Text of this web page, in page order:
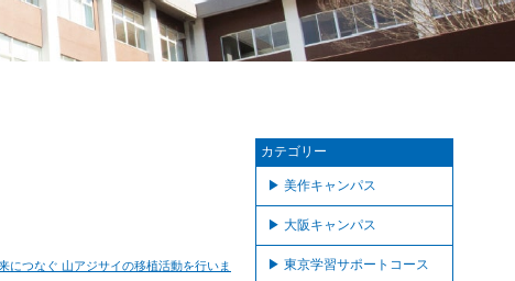
カテゴリー
美作キャンパス
大阪キャンパス
東京学習サポートコース
につなぐ 山アジサイの移植活動を行いま